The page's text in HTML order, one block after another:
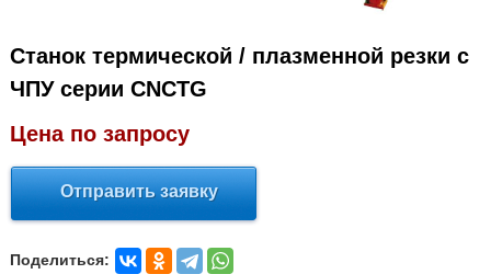
Станок термической / плазменной резки с
ЧПУ серии CNCTG
Цена по запросу
Отправить заявку
Поделиться: